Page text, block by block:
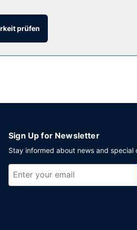
bis 09:00 Uhr und am Wochenende
prüfen
Sign Up for Newsletter
Stay informed about news and special